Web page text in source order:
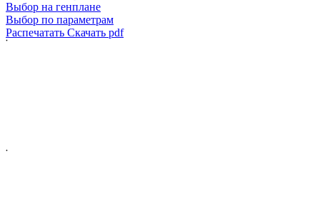
Выбор на генплане
Выбор по параметрам
Распечатать Скачать pdf